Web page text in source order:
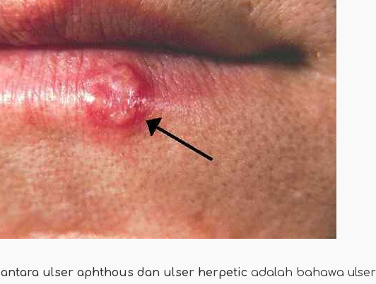
antara ulser aphthous dan ulser herpetic adalah bahawa ulser